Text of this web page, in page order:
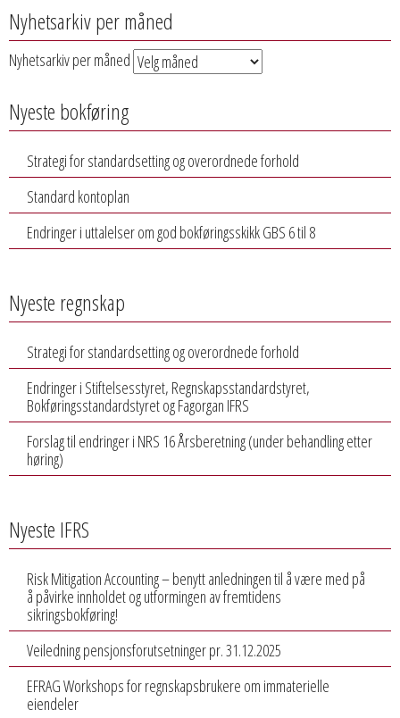
Nyhetsarkiv per måned
Nyhetsarkiv per måned
Nyeste bokføring
Strategi for standardsetting og overordnede forhold
Standard kontoplan
Endringer i uttalelser om god bokføringsskikk GBS 6 til 8
Nyeste regnskap
Strategi for standardsetting og overordnede forhold
Endringer i Stiftelsesstyret, Regnskapsstandardstyret,
Bokføringsstandardstyret og Fagorgan IFRS
Forslag til endringer i NRS 16 Årsberetning (under behandling etter
høring)
Nyeste IFRS
Risk Mitigation Accounting – benytt anledningen til å være med på
å påvirke innholdet og utformingen av fremtidens
sikringsbokføring!
Veiledning pensjonsforutsetninger pr. 31.12.2025
EFRAG Workshops for regnskapsbrukere om immaterielle
eiendeler